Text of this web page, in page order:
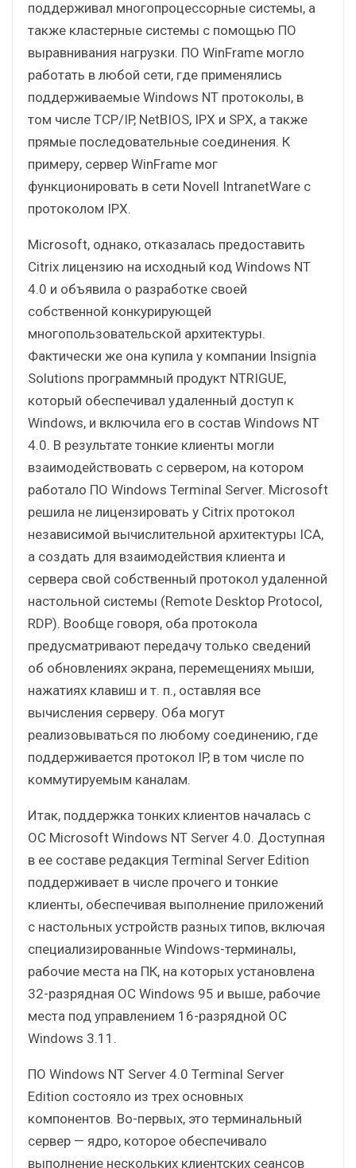
поддерживал многопроцессорные системы, а
также кластерные системы с помощью ПО
выравнивания нагрузки. ПО WinFrame могло
работать в любой сети, где применялись
поддерживаемые Windows NT протоколы, в
том числе TCP/IP, NetBIOS, IPX и SPX, а также
прямые последовательные соединения. К
примеру, сервер WinFrame мог
функционировать в сети Novell IntranetWare с
протоколом IPX.
Microsoft, однако, отказалась предоставить
Citrix лицензию на исходный код Windows NT
4.0 и объявила о разработке своей
собственной конкурирующей
многопользовательской архитектуры.
Фактически же она купила у компании Insignia
Solutions программный продукт NTRIGUE,
который обеспечивал удаленный доступ к
Windows, и включила его в состав Windows NT
4.0. В результате тонкие клиенты могли
взаимодействовать с сервером, на котором
работало ПО Windows Terminal Server. Microsoft
решила не лицензировать у Citrix протокол
независимой вычислительной архитектуры ICA,
а создать для взаимодействия клиента и
сервера свой собственный протокол удаленной
настольной системы (Remote Desktop Protocol,
RDP). Вообще говоря, оба протокола
предусматривают передачу только сведений
об обновлениях экрана, перемещениях мыши,
нажатиях клавиш и т. п., оставляя все
вычисления серверу. Оба могут
реализовываться по любому соединению, где
поддерживается протокол IP, в том числе по
коммутируемым каналам.
Итак, поддержка тонких клиентов началась с
ОС Microsoft Windows NT Server 4.0. Доступная
в ее составе редакция Terminal Server Edition
поддерживает в числе прочего и тонкие
клиенты, обеспечивая выполнение приложений
с настольных устройств разных типов, включая
специализированные Windows-терминалы,
рабочие места на ПК, на которых установлена
32-разрядная ОС Windows 95 и выше, рабочие
места под управлением 16-разрядной ОС
Windows 3.11.
ПО Windows NT Server 4.0 Terminal Server
Edition состояло из трех основных
компонентов. Во-первых, это терминальный
сервер — ядро, которое обеспечивало
выполнение нескольких клиентских сеансов